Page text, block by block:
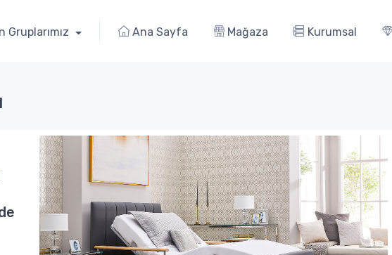
Gruplarımız Ana Sayfa Mağaza Kurumsal